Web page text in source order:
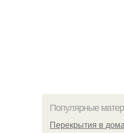
Популярные
Перекрытия в